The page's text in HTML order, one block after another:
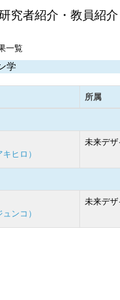
究者紹介・教員紹介
一覧
学
所属
ヒロ）
未来デ
ンコ）
未来デ